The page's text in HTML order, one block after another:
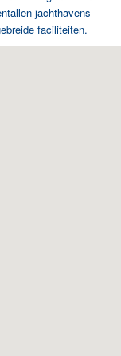
jachthavens
faciliteiten.